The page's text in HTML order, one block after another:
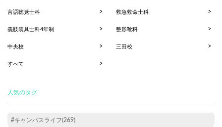
言語聴覚士科 救急救命士科
義肢装具士科4年制 整形靴科
中央校 三田校
すべて
人気のタグ
#キャンパスライフ(269)